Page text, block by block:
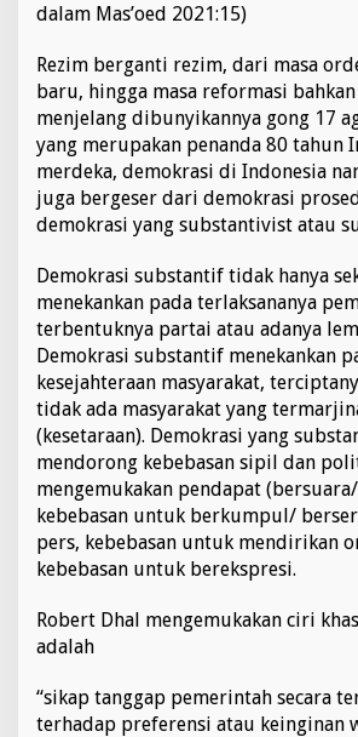
dalam Mas’oed 2021:15)
Rezim berganti rezim, dari masa
baru, hingga masa reformasi
menjelang dibunyikannya gong 17
yang merupakan penanda 80 tahun
merdeka, demokrasi di Indonesia
juga bergeser dari demokrasi
demokrasi yang substantivist atau
Demokrasi substantif tidak hanya
menekankan pada terlaksananya
terbentuknya partai atau adanya
Demokrasi substantif menekankan
kesejahteraan masyarakat,
tidak ada masyarakat yang
(kesetaraan). Demokrasi yang
mendorong kebebasan sipil dan
mengemukakan pendapat
kebebasan untuk berkumpul/
pers, kebebasan untuk mendirikan
kebebasan untuk berekspresi.
Robert Dhal mengemukakan ciri
adalah
“sikap tanggap pemerintah secara
terhadap preferensi atau keinginan